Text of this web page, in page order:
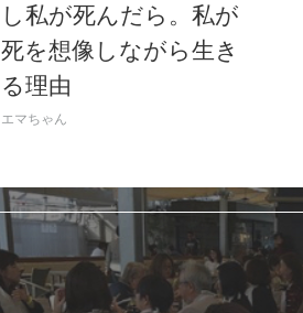
し私が死んだら。私が
死を想像しながら生き
る理由
エマちゃん